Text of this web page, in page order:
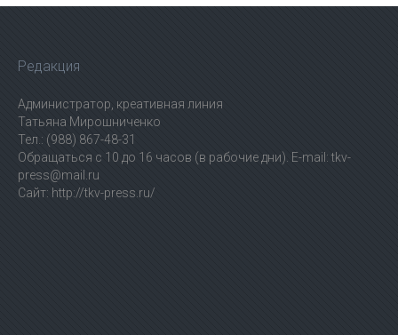
Редакция
Администратор, креативная линия
Татьяна Мирошниченко
Тел.: (988) 867-48-31
Обращаться с 10 до 16 часов (в рабочие дни). E-mail: tkv-
press@mail.ru
Сайт: http://tkv-press.ru/